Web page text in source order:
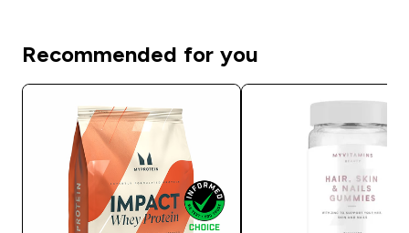
Recommended for you